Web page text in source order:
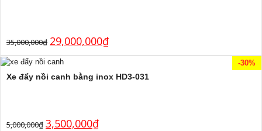
35,000,000₫ 29,000,000₫
-30%
Xe đẩy nồi canh bằng inox HD3-031
5,000,000₫ 3,500,000₫